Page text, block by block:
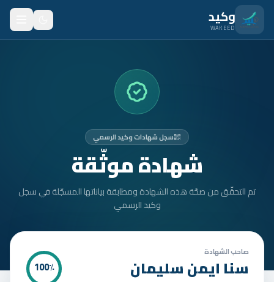
انتقل للمحتوى الرئيسي
وكيد
WAKEED
المتدربون
الأمان
تواصل
سجل شهادات وكيد الرسمي
شهادة موثّقة
تم التحقّق من صحّة هذه الشهادة ومطابقة بياناتها المسجّلة في سجل
وكيد الرسمي
صاحب الشهادة
سنا ايمن سليمان 100٪